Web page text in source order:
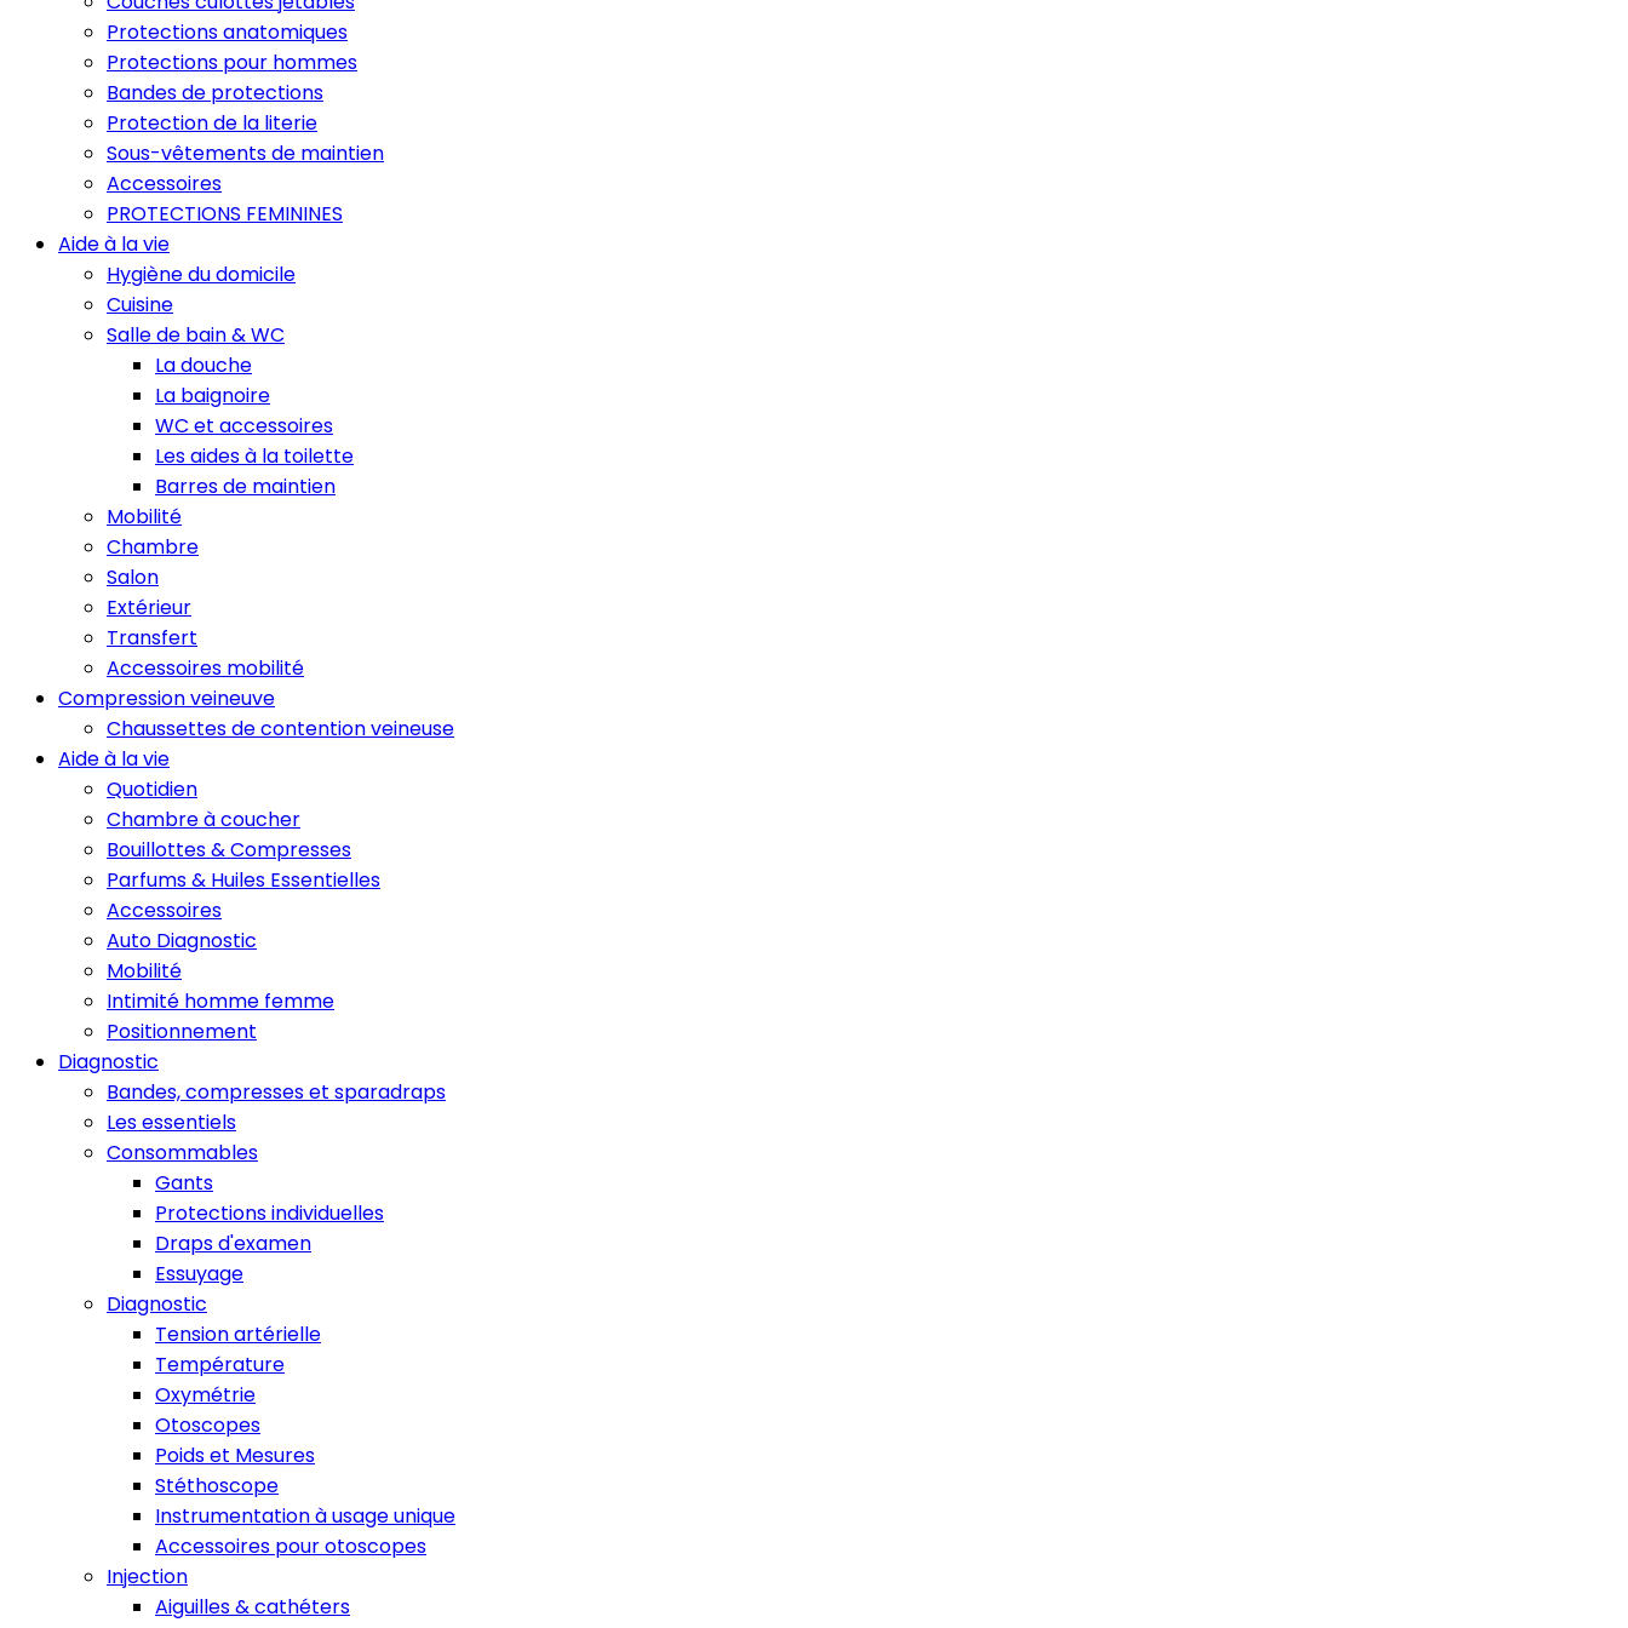
Protections anatomiques
Protections pour hommes
Bandes de protections
Protection de la literie
Sous-vêtements de maintien
Accessoires
PROTECTIONS FEMININES
Aide à la vie
Hygiène du domicile
Cuisine
Salle de bain & WC
La douche
La baignoire
WC et accessoires
Les aides à la toilette
Barres de maintien
Mobilité
Chambre
Salon
Extérieur
Transfert
Accessoires mobilité
Compression veineuve
Chaussettes de contention veineuse
Aide à la vie
Quotidien
Chambre à coucher
Bouillottes & Compresses
Parfums & Huiles Essentielles
Accessoires
Auto Diagnostic
Mobilité
Intimité homme femme
Positionnement
Diagnostic
Bandes, compresses et sparadraps
Les essentiels
Consommables
Gants
Protections individuelles
Draps d'examen
Essuyage
Diagnostic
Tension artérielle
Température
Oxymétrie
Otoscopes
Poids et Mesures
Stéthoscope
Instrumentation à usage unique
Accessoires pour otoscopes
Injection
Aiguilles & cathéters